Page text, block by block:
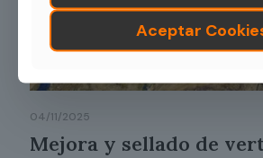
04/11/2025
Mejora y sellado de
Aceptar